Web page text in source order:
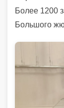
Более 1200
Большого